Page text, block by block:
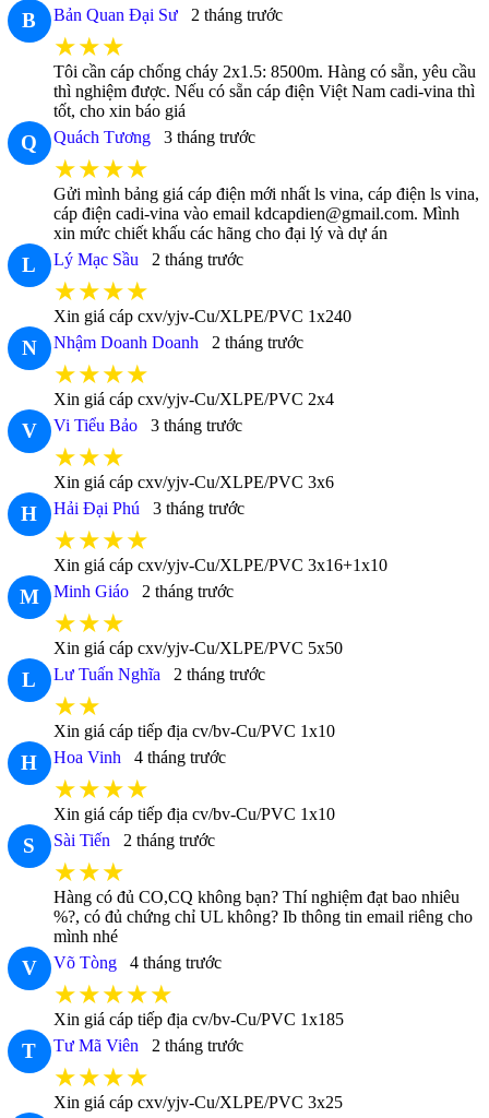
B Bản Quan Đại Sư 2 tháng trước
★★★
Tôi cần cáp chống cháy 2x1.5: 8500m. Hàng có sẵn, yêu cầu
thì nghiệm được. Nếu có sẵn cáp điện Việt Nam cadi-vina thì
tốt, cho xin báo giá
Q Quách Tương 3 tháng trước
★★★★
Gửi mình bảng giá cáp điện mới nhất ls vina, cáp điện ls vina,
cáp điện cadi-vina vào email kdcapdien@gmail.com. Mình
xin mức chiết khấu các hãng cho đại lý và dự án
L Lý Mạc Sầu 2 tháng trước
★★★★
Xin giá cáp cxv/yjv-Cu/XLPE/PVC 1x240
N Nhậm Doanh Doanh 2 tháng trước
★★★★
Xin giá cáp cxv/yjv-Cu/XLPE/PVC 2x4
V Vi Tiểu Bảo 3 tháng trước
★★★
Xin giá cáp cxv/yjv-Cu/XLPE/PVC 3x6
H Hải Đại Phú 3 tháng trước
★★★★
Xin giá cáp cxv/yjv-Cu/XLPE/PVC 3x16+1x10
M Minh Giáo 2 tháng trước
★★★
Xin giá cáp cxv/yjv-Cu/XLPE/PVC 5x50
L Lư Tuấn Nghĩa 2 tháng trước
★★
Xin giá cáp tiếp địa cv/bv-Cu/PVC 1x10
H Hoa Vinh 4 tháng trước
★★★★
Xin giá cáp tiếp địa cv/bv-Cu/PVC 1x10
S Sài Tiến 2 tháng trước
★★★
Hàng có đủ CO,CQ không bạn? Thí nghiệm đạt bao nhiêu
%?, có đủ chứng chỉ UL không? Ib thông tin email riêng cho
mình nhé
V Võ Tòng 4 tháng trước
★★★★★
Xin giá cáp tiếp địa cv/bv-Cu/PVC 1x185
T Tư Mã Viên 2 tháng trước
★★★★
Xin giá cáp cxv/yjv-Cu/XLPE/PVC 3x25